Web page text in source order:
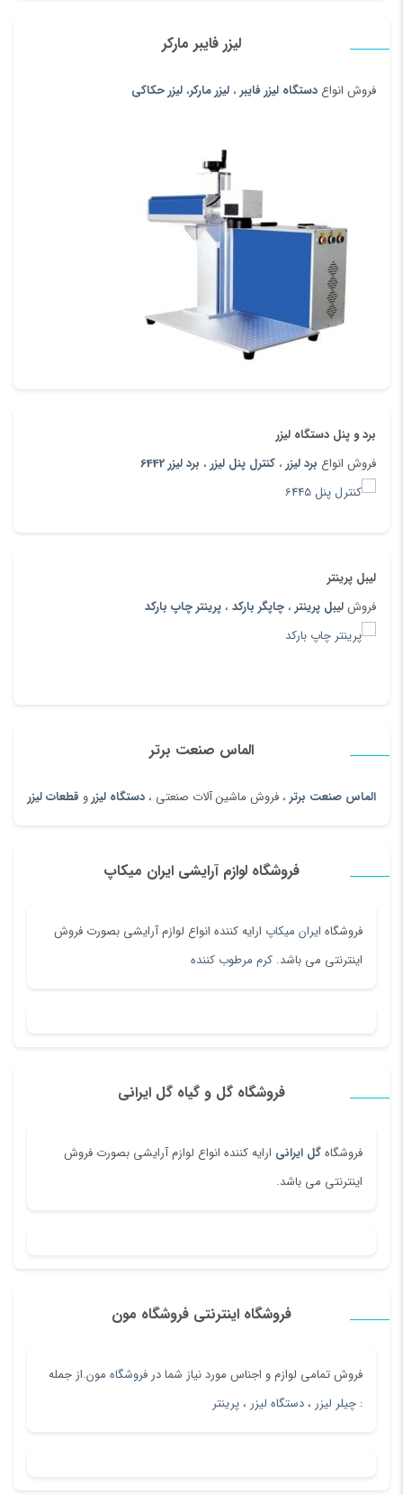
لیزر فایبر مارکر
فروش انواع دستگاه لیزر فایبر ، لیزر مارکر، لیزر حکاکی
برد و پنل دستگاه لیزر
فروش انواع برد لیزر ، کنترل پنل لیزر ، برد لیزر 6442
لیبل پرینتر
فروشلیبل پرینتر ، چاپگر بارکد ، پرینتر چاپ بارکد
الماس صنعت برتر
الماس صنعت برتر ، فروش ماشین آلات صنعتی ، دستگاه لیزرو قطعات لیزر
فروشگاه لوازم آرایشی ایران میکاپ
فروشگاه ایران میکاپ ارایه کننده انواع لوازم آرایشی بصورت فروش
اینترنتی می باشد. کرم مرطوب کننده
فروشگاه گل و گیاه گل ایرانی
فروشگاهگل ایرانی ارایه کننده انواع لوازم آرایشی بصورت فروش
اینترنتی می باشد.
فروشگاه اینترنتی فروشگاه مون
فروش تمامی لوازم و اجناس مورد نیاز شما در فروشگاه مون.از جمله
: چیلر لیزر ، دستگاه لیزر ، پرینتر